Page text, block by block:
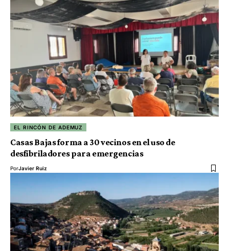
EL RINCÓN DE ADEMUZ
Casas Bajas forma a 30 vecinos en el uso de
desfibriladores para emergencias
PorJavier Ruiz